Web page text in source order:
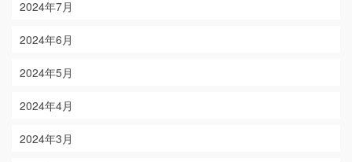
2024年7月
2024年6月
2024年5月
2024年4月
2024年3月